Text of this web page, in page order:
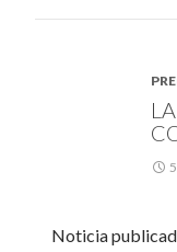
Noticia